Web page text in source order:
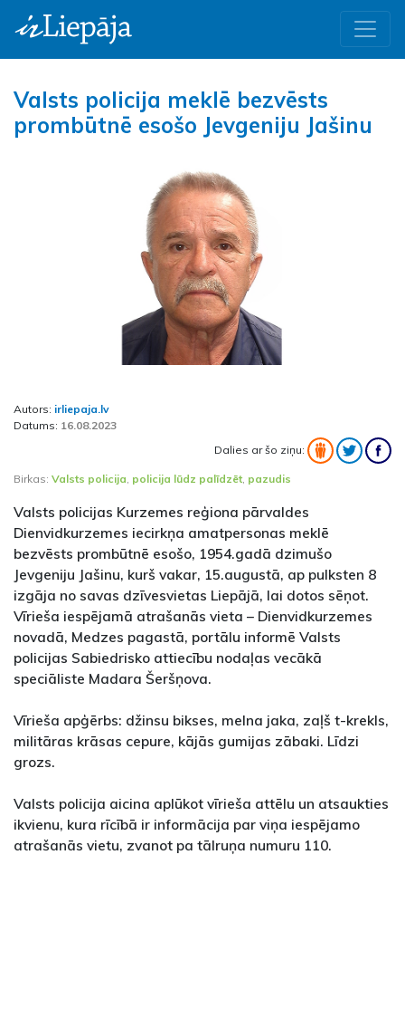
Valsts policija meklē bezvēsts
prombūtnē esošo Jevgeniju Jašinu
Autors: irliepaja.lv
Datums: 16.08.2023
Dalies ar šo ziņu:
Birkas: Valsts policija policija lūdz palīdzēt pazudis
Valsts policijas Kurzemes reģiona pārvaldes
Dienvidkurzemes iecirkņa amatpersonas meklē
bezvēsts prombūtnē esošo, 1954.gadā dzimušo
Jevgeniju Jašinu, kurš vakar, 15.augustā, ap pulksten 8
izgāja no savas dzīvesvietas Liepājā, lai dotos sēņot.
Vīrieša iespējamā atrašanās vieta – Dienvidkurzemes
novadā, Medzes pagastā, portālu informē Valsts
policijas Sabiedrisko attiecību nodaļas vecākā
speciāliste Madara Šeršņova.
Vīrieša apģērbs: džinsu bikses, melna jaka, zaļš t-krekls,
militāras krāsas cepure, kājās gumijas zābaki. Līdzi
grozs.
Valsts policija aicina aplūkot vīrieša attēlu un atsaukties
ikvienu, kura rīcībā ir informācija par viņa iespējamo
atrašanās vietu, zvanot pa tālruņa numuru 110.